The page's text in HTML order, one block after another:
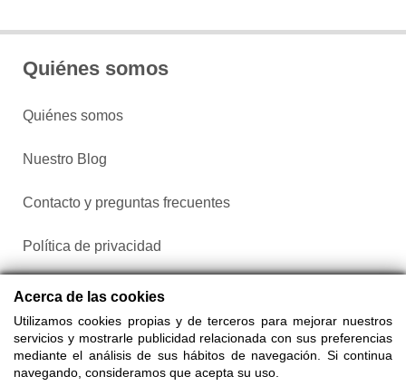
Quiénes somos
Quiénes somos
Nuestro Blog
Contacto y preguntas frecuentes
Política de privacidad
Configurar cookies
Acerca de las cookies
Utilizamos cookies propias y de terceros para mejorar nuestros
servicios y mostrarle publicidad relacionada con sus preferencias
mediante el análisis de sus hábitos de navegación. Si continua
navegando, consideramos que acepta su uso.